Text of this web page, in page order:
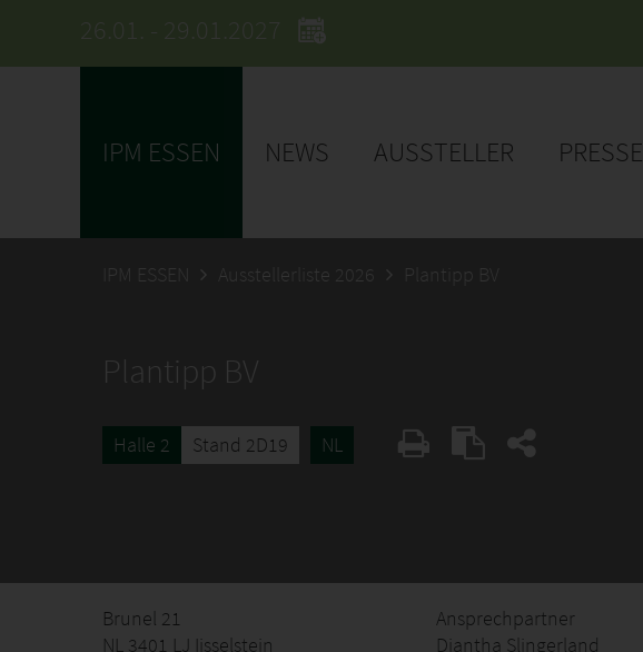
26.01. - 29.01.2027
IPM ESSEN NEWS AUSSTELLER PRESSE
IPM ESSEN Ausstellerliste 2026 Plantipp BV
Plantipp BV
Halle 2 Stand 2D19 NL
Brunel 21
NL 3401 LJ Ijsselstein
Ansprechpartner
Diantha Slingerland